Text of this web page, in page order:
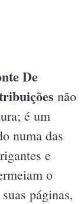
De
não
é um
numa das
e
o
páginas,